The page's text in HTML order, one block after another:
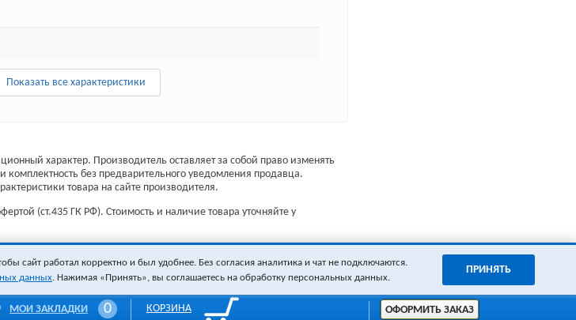
Показать все характеристики
характер. Производитель оставляет за собой право изменять
комплектность без предварительного уведомления продавца.
товара на сайте производителя.
(ст.435 ГК РФ). Стоимость и наличие товара уточняйте у
МОИ ЗАКЛАДКИ 0 КОРЗИНА ОФОРМИТЬ ЗАКАЗ
сайт работал корректно и был удобнее. Без согласия аналитика и чат не подключаются.
данных . Нажимая «Принять», вы соглашаетесь на обработку персональных данных.
ПРИНЯТЬ